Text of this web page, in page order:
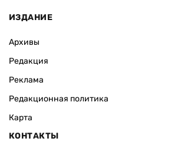
ИЗДАНИЕ
Архивы
Редакция
Реклама
Редакционная политика
Карта
КОНТАКТЫ